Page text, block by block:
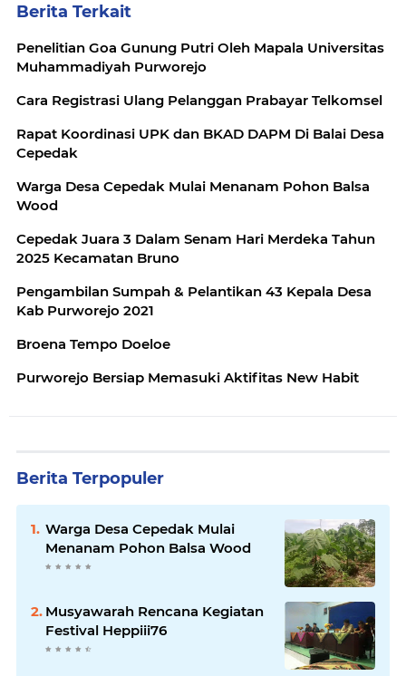
Berita Terkait
Penelitian Goa Gunung Putri Oleh Mapala Universitas
Muhammadiyah Purworejo
Cara Registrasi Ulang Pelanggan Prabayar Telkomsel
Rapat Koordinasi UPK dan BKAD DAPM Di Balai Desa
Cepedak
Warga Desa Cepedak Mulai Menanam Pohon Balsa
Wood
Cepedak Juara 3 Dalam Senam Hari Merdeka Tahun
2025 Kecamatan Bruno
Pengambilan Sumpah & Pelantikan 43 Kepala Desa
Kab Purworejo 2021
Broena Tempo Doeloe
Purworejo Bersiap Memasuki Aktifitas New Habit
Berita Terpopuler
Warga Desa Cepedak Mulai
Menanam Pohon Balsa Wood
Musyawarah Rencana Kegiatan
Festival Heppiii76